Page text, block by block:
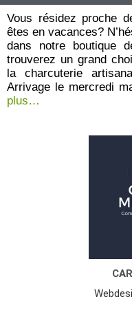
u
r
5
Vous résidez proche
êtes en vacances?
dans notre boutique
trouverez un grand
la charcuterie
Arrivage le mercredi
plus…